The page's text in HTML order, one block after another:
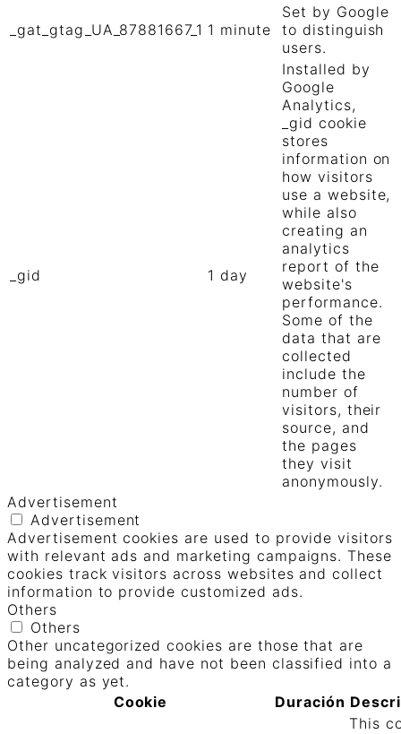
_gat_gtag_UA_87881667_1 1 minute
Set by Google
to distinguish
users.
_gid 1 day
Installed by
Google
Analytics,
_gid cookie
stores
information on
how visitors
use a website,
while also
creating an
analytics
report of the
website's
performance.
Some of the
data that are
collected
include the
number of
visitors, their
source, and
the pages
they visit
anonymously.
Advertisement
Advertisement
Advertisement cookies are used to provide visitors
with relevant ads and marketing campaigns. These
cookies track visitors across websites and collect
information to provide customized ads.
Others
Others
Other uncategorized cookies are those that are
being analyzed and have not been classified into a
category as yet.
Cookie
Duración
This